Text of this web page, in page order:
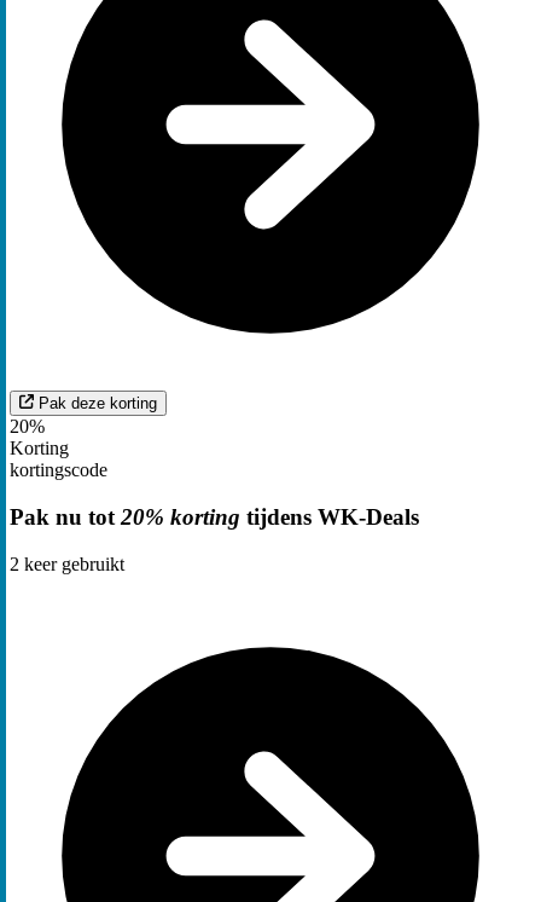
Pak deze korting
20%
Korting
kortingscode
Pak nu tot 20% korting tijdens WK-Deals
2 keer gebruikt